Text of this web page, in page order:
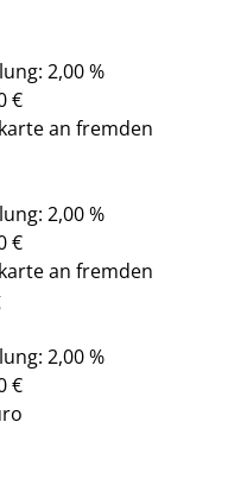
2,00 %
€
an fremden
2,00 %
€
an fremden
2,00 %
€